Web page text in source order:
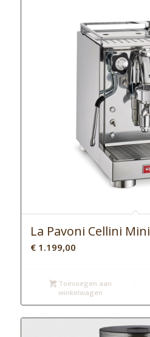
La Pavoni Cellini Mini
€1.199,00
Toevoegen aan
winkelwagen